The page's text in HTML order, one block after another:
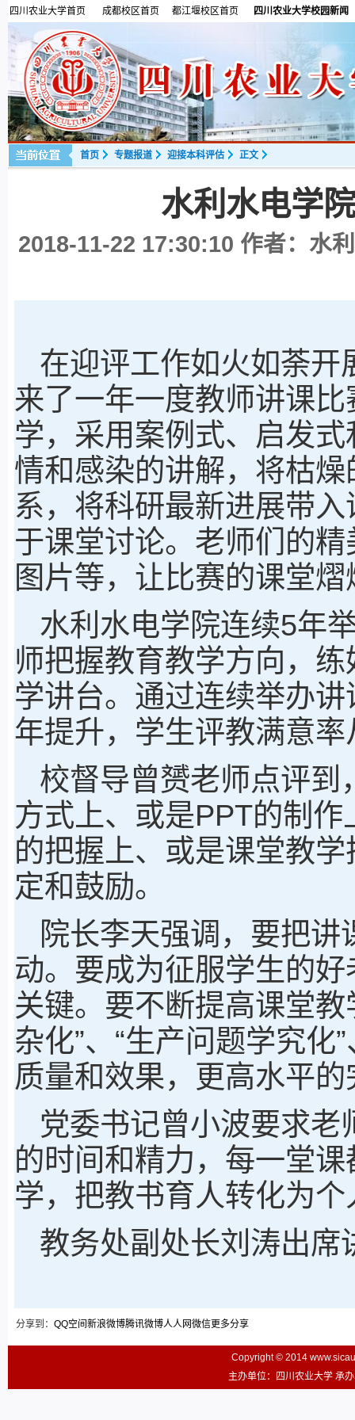
四川农业大学首页 成都校区首页 都江堰校区首页 四川农业大学校园新闻
首页 专题报道 迎接本科评估 正文
水利水电学
2018-11-22 17:30:10 作者：水
在迎评工作如火如荼开
来了一年一度教师讲课
学，采用案例式、启发
情和感染的讲解，将枯
系，将科研最新进展带
于课堂讨论。老师们的
图片等，让比赛的课堂
水利水电学院连续5年
师把握教育教学方向，
学讲台。通过连续举办
年提升，学生评教满意
校督导曾赟老师点评到
方式上、或是PPT的制
的把握上、或是课堂教
定和鼓励。
院长李天强调，要把
动。要成为征服学生的
关键。要不断提高课堂
杂化”、“生产问题学究化
质量和效果，更高水平
党委书记曾小波要求
的时间和精力，每一堂
学，把教书育人转化为
教务处副处长刘涛出席
分享到： QQ空间 新浪微博腾讯微博人人网微信更多分享
Copyright © 2014
主办单位：四川农业大学 承